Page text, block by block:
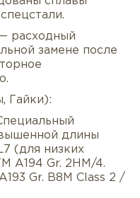
расходный
замене после
Гайки):
длины
(для низких
A194 Gr. 2HM/4.
Gr. B8M Class 2 /